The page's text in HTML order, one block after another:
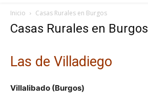
Inicio Casas Rurales en Burgos
Casas Rurales en Burgos
Las de Villadiego
Villalibado (Burgos)